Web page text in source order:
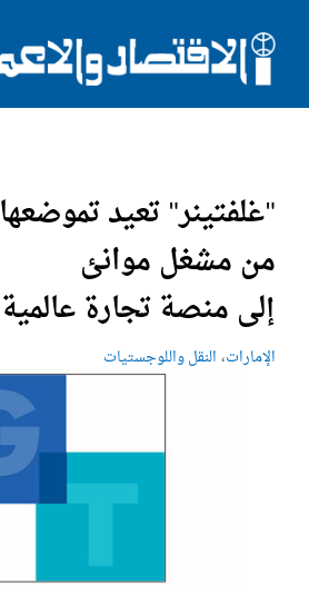
"غلفتينر" تعيد تموضعها
من مشغل موانئ
إلى منصة تجارة عالمية
الإمارات، النقل واللوجستيات